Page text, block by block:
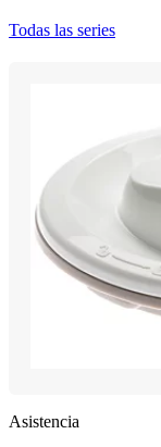
Todas las series
Asistencia